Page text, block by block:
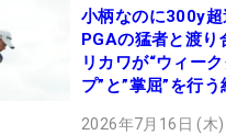
小柄なのに300y超
PGAの猛者と渡り
リカワが“ウィー
プ”と”掌屈”を行
2026年7月16日 (木